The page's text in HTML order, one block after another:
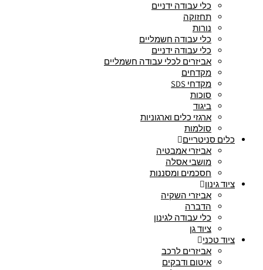
כלי עבודה ידניים
תחזוקה
נורות
כלי עבודה חשמליים
כלי עבודה ידניים
אביזרים לכלי עבודה חשמליים
מקדחים
מקדחי SDS
סוכות
ביגוד
ארגזי כלים וארגוניות
סולמות
כלים סניטריים
אביזרי אמבטיה
מושבי אסלה
חסכמים ומסננות
ציוד גינון
אביזרי השקיה
הדברה
כלי עבודה לגינון
ציוד גן
ציוד טכני
אביזרים לרכב
איטום ודבקים